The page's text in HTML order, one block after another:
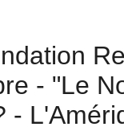
- "Le
-